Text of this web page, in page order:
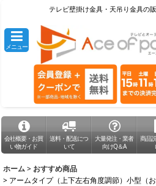
テレビ壁掛け金具・天吊り金具の
メニュー
会社概要・お買
い物ガイド
送料・配送につ
いて
大量発注・業者
向けQ＆A
商品
ホーム > おすすめ商品
> アームタイプ（上下左右角度調節）小型（